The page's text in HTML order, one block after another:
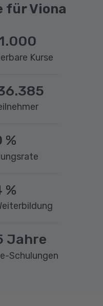
für Viona
Kurse
%
%
Jahre
Schulungen